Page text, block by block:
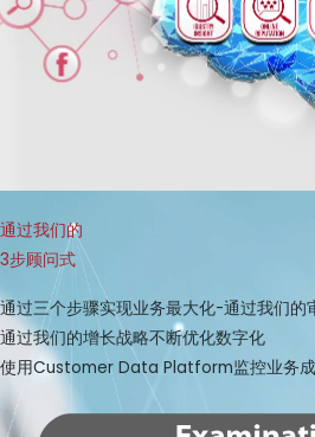
通过我们的
3步顾问式
通过三个步骤实现业务最大化-通过我们的
通过我们的增长战略不断优化数字化
使用Customer Data Platform监控业务成